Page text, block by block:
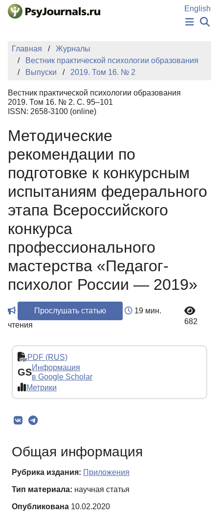
Перейти к основному содержанию
English
НОВОСТИ
ИЗДАНИЯ
АВТОРЫ
БАЗА ЗНАНИЙ
КЛЮЧЕВЫЕ СЛОВА
Регистрация
Главная
Журналы
Вестник практической психологии образования
Выпуски
2019. Том 16. № 2
Вестник практической психологии образования
2019. Том 16. № 2. С. 95–101
ISSN: 2658-3100 (online)
Методические
рекомендации по
подготовке к конкурсным
испытаниям федерального
этапа Всероссийского
конкурса
профессионального
мастерства «Педагог-
психолог России — 2019»
Прослушать статью
19 мин.
чтения
682
PDF (RUS)
GSИнформация
в Google Scholar
Метрики
Общая информация
Рубрика издания: Приложения
Тип материала: научная статья
Опубликована 10.02.2020